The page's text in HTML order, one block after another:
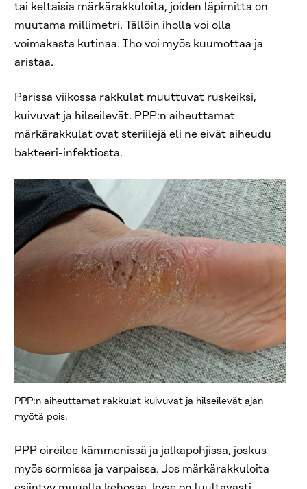
tai keltaisia märkärakkuloita, joiden läpimitta on
muutama millimetri. Tällöin iholla voi olla
voimakasta kutinaa. Iho voi myös kuumottaa ja
aristaa.
Parissa viikossa rakkulat muuttuvat ruskeiksi,
kuivuvat ja hilseilevät. PPP:n aiheuttamat
märkärakkulat ovat steriilejä eli ne eivät aiheudu
bakteeri-infektiosta.
PPP:n aiheuttamat rakkulat kuivuvat ja hilseilevät ajan
myötä pois.
PPP oireilee kämmenissä ja jalkapohjissa, joskus
myös sormissa ja varpaissa. Jos märkärakkuloita